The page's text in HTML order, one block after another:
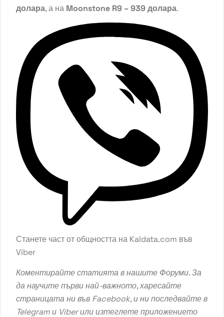
долара, а на Moonstone R9 – 939 долара.
Станете част от общността на Kaldata.com във
Viber
Коментирайте статията в нашите Форуми. За
да научите първи най-важното, харесайте
страницата ни във Facebook, и ни последвайте в
Telegramи Viberили изтеглете приложението